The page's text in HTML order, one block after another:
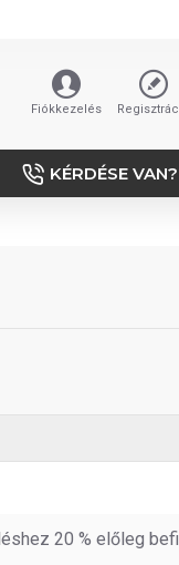
Fiókkezelés
KÉRDÉSE
20 % előleg